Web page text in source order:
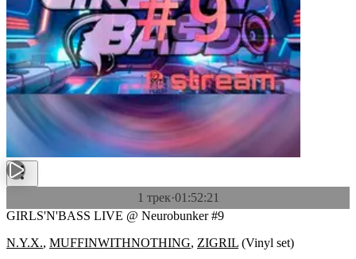
1 трек·01:52:21
GIRLS'N'BASS LIVE @ Neurobunker #9
N.Y.X., MUFFINWITHNOTHING, ZIGRIL (Vinyl set)